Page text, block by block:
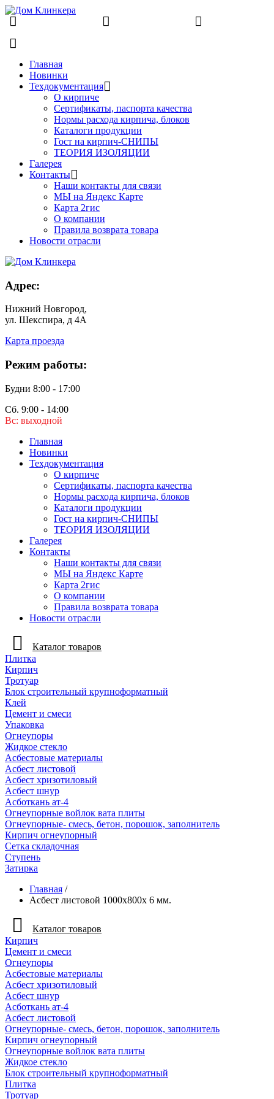
Главная
Новинки
Техдокументация
О кирпиче
Сертификаты, паспорта качества
Нормы расхода кирпича, блоков
Каталоги продукции
Гост на кирпич-СНИПЫ
ТЕОРИЯ ИЗОЛЯЦИИ
Галерея
Контакты
Наши контакты для связи
МЫ на Яндекс Карте
Карта 2гис
О компании
Правила возврата товара
Новости отрасли
Адрес:
Нижний Новгород,
ул. Шекспира, д 4А
Карта проезда
Режим работы:
Будни 8:00 - 17:00
Сб. 9:00 - 14:00
Вс: выходной
Главная
Новинки
Техдокументация
О кирпиче
Сертификаты, паспорта качества
Нормы расхода кирпича, блоков
Каталоги продукции
Гост на кирпич-СНИПЫ
ТЕОРИЯ ИЗОЛЯЦИИ
Галерея
Контакты
Наши контакты для связи
МЫ на Яндекс Карте
Карта 2гис
О компании
Правила возврата товара
Новости отрасли
Каталог товаров
Плитка
Кирпич
Тротуар
Блок строительный крупноформатный
Клей
Цемент и смеси
Упаковка
Огнеупоры
Жидкое стекло
Асбестовые материалы
Асбест листовой
Асбест хризотиловый
Асбест шнур
Асботкань ат-4
Огнеупорные войлок вата плиты
Огнеупорные- смесь, бетон, порошок, заполнитель
Кирпич огнеупорный
Сетка складочная
Ступень
Затирка
Главная /
Асбест листовой 1000х800х 6 мм.
Каталог товаров
Кирпич
Цемент и смеси
Огнеупоры
Асбестовые материалы
Асбест хризотиловый
Асбест шнур
Асботкань ат-4
Асбест листовой
Огнеупорные- смесь, бетон, порошок, заполнитель
Кирпич огнеупорный
Огнеупорные войлок вата плиты
Жидкое стекло
Блок строительный крупноформатный
Плитка
Тротуар